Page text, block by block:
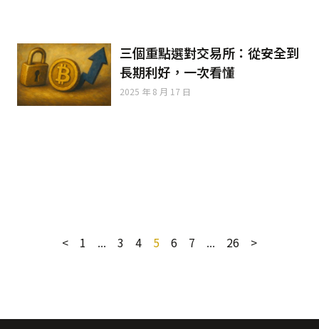
三個重點選對交易所：從安全到
長期利好，一次看懂
2025 年 8 月 17 日
< 1 ... 3 4 5 6 7 ... 26 >